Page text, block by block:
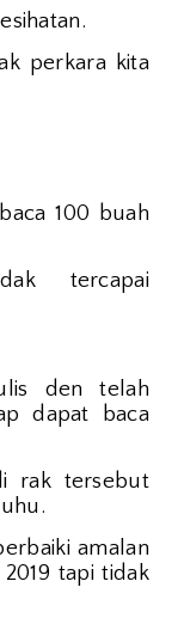
perkara kita
100 buah
tercapai
den telah
dapat baca
rak tersebut
amalan
tapi tidak